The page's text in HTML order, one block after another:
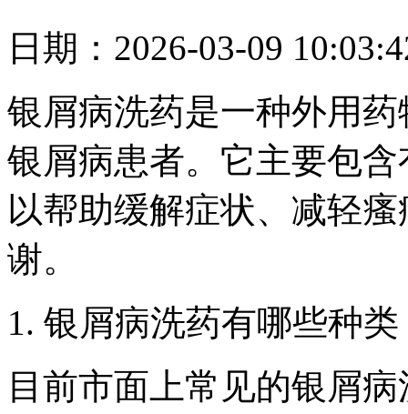
日期：2026-03-09
银屑病洗药是一种外用
银屑病患者。它主要包
以帮助缓解症状、减轻
谢。
1. 银屑病洗药有哪些种类
目前市面上常见的银屑